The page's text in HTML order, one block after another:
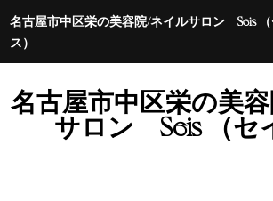
名古屋市中区栄の美容院/ネイルサロン Seis （
ス）
名古屋市中区栄の美
サロン Seis （セ